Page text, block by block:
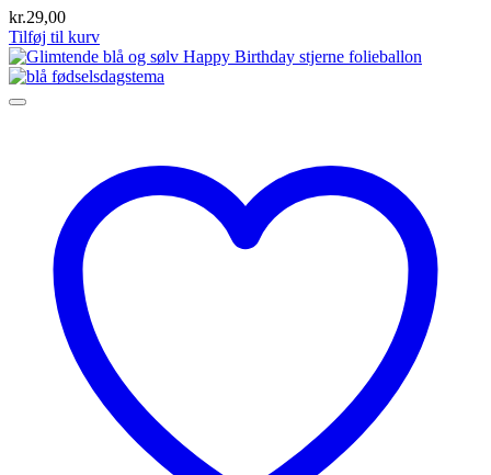
kr.29,00
Tilføj til kurv